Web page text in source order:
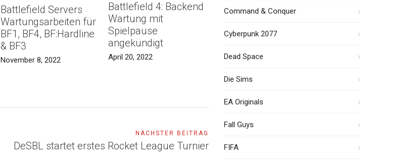
Battlefield Servers
Wartungsarbeiten für
BF1, BF4, BF:Hardline
& BF3
November 8, 2022
Battlefield 4: Backend
Wartung mit
Spielpause
angekündigt
April 20, 2022
NÄCHSTER BEITRAG
DeSBL startet erstes Rocket League Turnier
Command & Conquer
Cyberpunk 2077
Dead Space
Die Sims
EA Originals
Fall Guys
FIFA